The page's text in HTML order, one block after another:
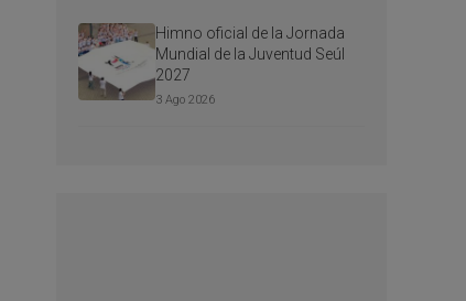
Himno oficial de la Jornada
Mundial de la Juventud Seúl
2027
3 Ago 2026